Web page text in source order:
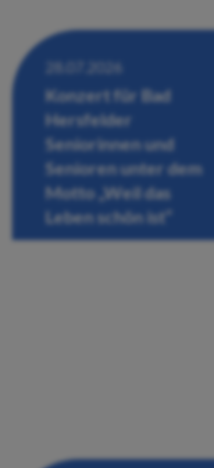
28.07.2026
Konzert für Bad
Hersfelder
Seniorinnen und
Senioren unter dem
Motto „Weil das
Leben schön ist“